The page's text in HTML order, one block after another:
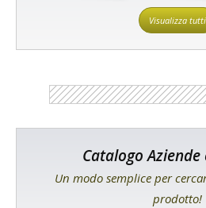
Visualizza tutti
Catalogo
Un modo semplice per
prodotto!